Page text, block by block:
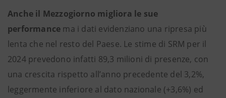
Anche il Mezzogiorno migliora le sue
performance ma i dati evidenziano una ripresa più
lenta che nel resto del Paese. Le stime di SRM per il
2024 prevedono infatti 89,3 milioni di presenze, con
una crescita rispetto all’anno precedente del 3,2%,
leggermente inferiore al dato nazionale (+3,6%) ed